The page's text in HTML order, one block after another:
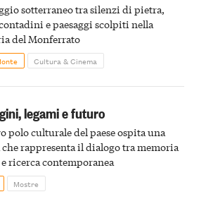
sotterraneo tra silenzi di pietra,
e paesaggi scolpiti nella
del Monferrato
Cultura & Cinema
legami e futuro
polo culturale del paese ospita una
rappresenta il dialogo tra memoria
ricerca contemporanea
Mostre